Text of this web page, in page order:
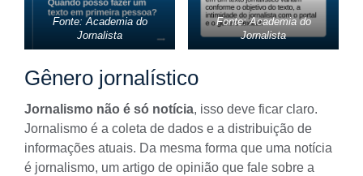
Fonte: Academia do
Jornalista
Fonte: Academia do
Jornalista
Gênero jornalístico
Jornalismo não é só notícia, isso deve ficar claro.
Jornalismo é a coleta de dados e a distribuição de
informações atuais. Da mesma forma que uma notícia
é jornalismo, um artigo de opinião que fale sobre a